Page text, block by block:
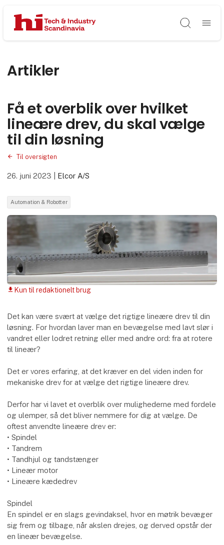
Søg
Artikler
Få et overblik over hvilket
lineære drev, du skal vælge
til din løsning
Til oversigten
26. juni 2023 Elcor A/S
Automation & Robotter
download Kun til redaktionelt brug
Det kan være svært at vælge det rigtige lineære drev til din
løsning. For hvordan laver man en bevægelse med lavt slør i
vandret eller lodret retning eller med andre ord: fra at rotere
til lineær?
Det er vores erfaring, at det kræver en del viden inden for
mekaniske drev for at vælge det rigtige lineære drev.
Derfor har vi lavet et overblik over mulighederne med fordele
og ulemper, så det bliver nemmere for dig at vælge. De
oftest anvendte lineære drev er:
• Spindel
• Tandrem
• Tandhjul og tandstænger
• Lineær motor
• Lineære kædedrev
Spindel
En spindel er en slags gevindaksel, hvor en møtrik bevæger
sig frem og tilbage, når akslen drejes, og derved opstår der
en lineær bevægelse.